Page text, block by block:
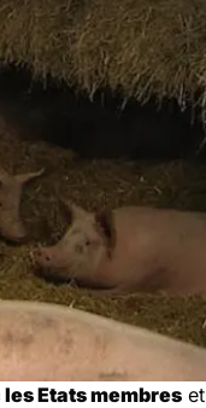
Etats membres et